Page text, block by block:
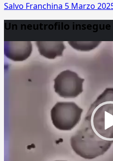
Salvo Franchina 5 Marzo
Un neutrofilo
Player